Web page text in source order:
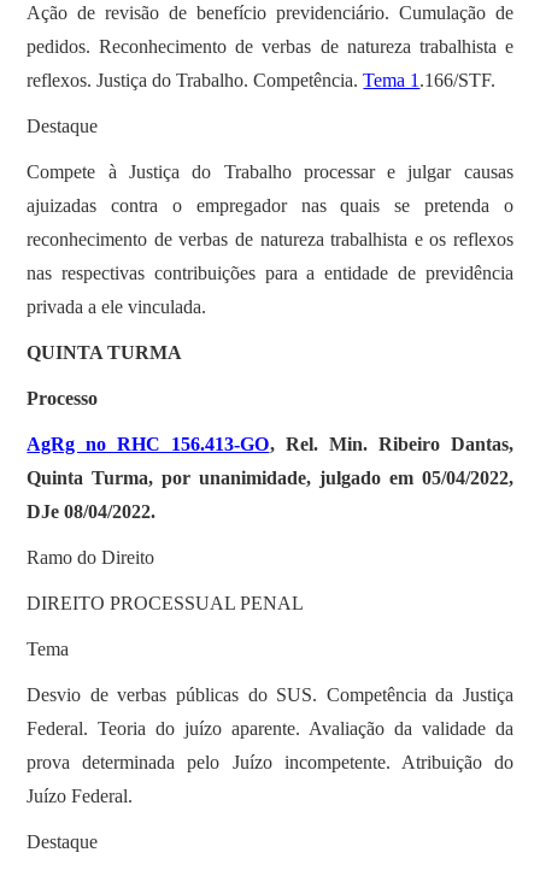
Ação de revisão de benefício previdenciário. Cumulação de
pedidos. Reconhecimento de verbas de natureza trabalhista e
reflexos. Justiça do Trabalho. Competência.Tema 1 .166/STF.
Destaque
Compete à Justiça do Trabalho processar e julgar causas
ajuizadas contra o empregador nas quais se pretenda o
reconhecimento de verbas de natureza trabalhista e os reflexos
nas respectivas contribuições para a entidade de previdência
privada a ele vinculada.
QUINTA TURMA
Processo
AgRg no RHC 156.413-GO, Rel. Min. Ribeiro Dantas,
Quinta Turma, por unanimidade, julgado em 05/04/2022,
DJe 08/04/2022.
Ramo do Direito
DIREITO PROCESSUAL PENAL
Tema
Desvio de verbas públicas do SUS. Competência da Justiça
Federal. Teoria do juízo aparente. Avaliação da validade da
prova determinada pelo Juízo incompetente. Atribuição do
Juízo Federal.
Destaque